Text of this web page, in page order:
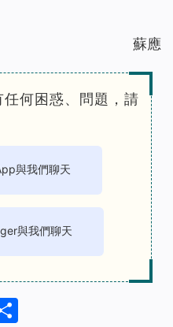
蘇應
何困惑、問題，請
與我們聊天
與我們聊天